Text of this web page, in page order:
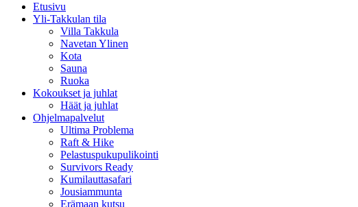
Etusivu
Yli-Takkulan tila
Villa Takkula
Navetan Ylinen
Kota
Sauna
Ruoka
Kokoukset ja juhlat
Häät ja juhlat
Ohjelmapalvelut
Ultima Problema
Raft & Hike
Pelastuspukupulikointi
Survivors Ready
Kumilauttasafari
Jousiammunta
Erämaan kutsu